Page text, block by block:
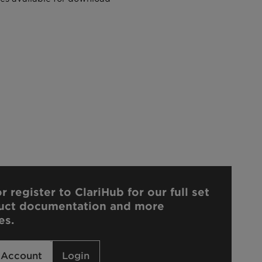
register to ClariHub for our full set
documentation and more
Login